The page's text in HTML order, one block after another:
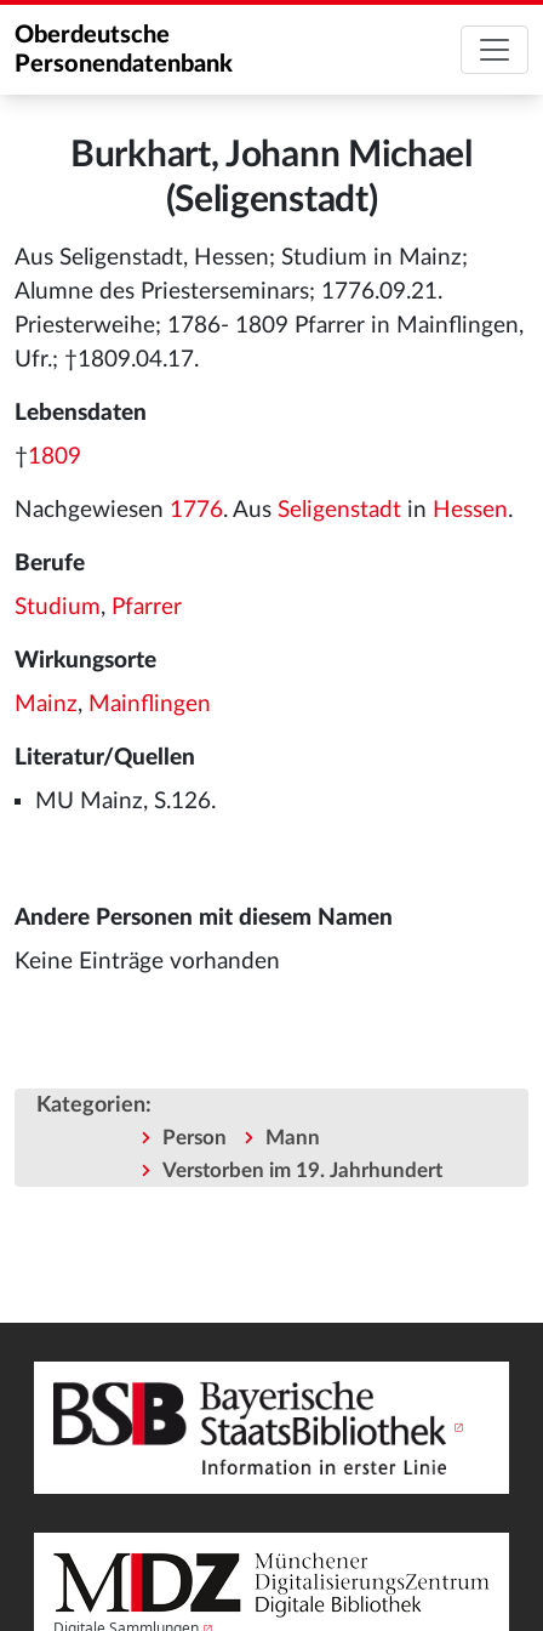
Oberdeutsche
Personendatenbank
Burkhart, Johann Michael
(Seligenstadt)
Aus Seligenstadt, Hessen; Studium in Mainz;
Alumne des Priesterseminars; 1776.09.21.
Priesterweihe; 1786- 1809 Pfarrer in Mainflingen,
Ufr.; †1809.04.17.
Lebensdaten
†1809
Nachgewiesen 1776. Aus Seligenstadt in Hessen.
Berufe
Studium, Pfarrer
Wirkungsorte
Mainz, Mainflingen
Literatur/Quellen
MU Mainz, S.126.
Andere Personen mit diesem Namen
Keine Einträge vorhanden
Kategorien:
Person
Mann
Verstorben im 19. Jahrhundert